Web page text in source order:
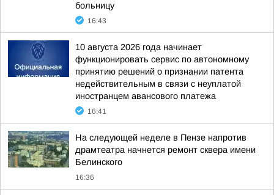
больницу
16:43
10 августа 2026 года начинает
функционировать сервис по автономному
принятию решений о признании патента
недействительным в связи с неуплатой
иностранцем авансового платежа
16:41
На следующей неделе в Пензе напротив
драмтеатра начнется ремонт сквера имени
Белинского
16:36